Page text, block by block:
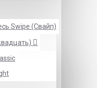
Swipe (Свайп)